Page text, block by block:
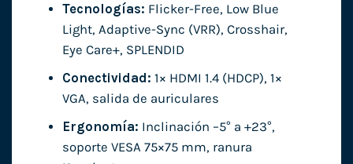
Tecnologías: Flicker-Free, Low Blue
Light, Adaptive-Sync (VRR), Crosshair,
Eye Care+, SPLENDID
Conectividad: 1× HDMI 1.4 (HDCP), 1×
VGA, salida de auriculares
Ergonomía: Inclinación –5° a +23°,
soporte VESA 75×75 mm, ranura